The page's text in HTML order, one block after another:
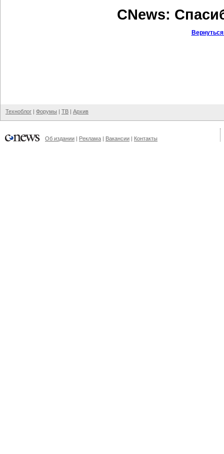
CNews:
Техноблог | Форумы | ТВ | Архив
Об издании | Реклама | Вакансии | Контакты